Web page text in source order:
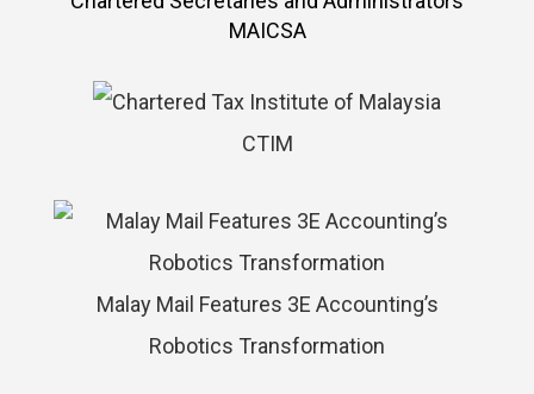
MAICSA
CTIM
Malay Mail Features 3E Accounting’s
Robotics Transformation